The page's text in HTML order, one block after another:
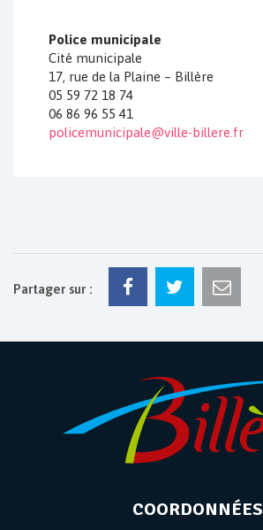
Police municipale
Cité municipale
17, rue de la Plaine – Billère
05 59 72 18 74
06 86 96 55 41
policemunicipale@ville-billere.fr
Partager sur :
COORDONNÉES